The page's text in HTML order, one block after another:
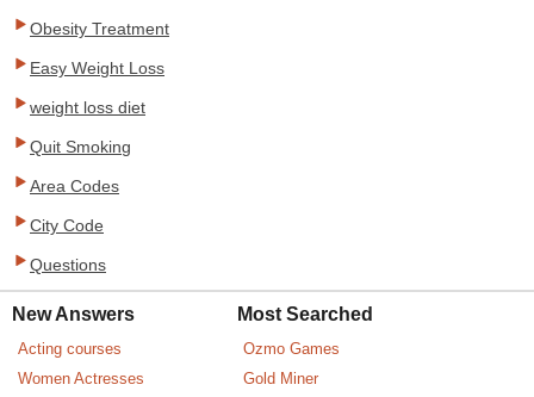
Obesity Treatment
Easy Weight Loss
weight loss diet
Quit Smoking
Area Codes
City Code
Questions
New Answers
Acting courses
Women Actresses
Most Searched
Ozmo Games
Gold Miner